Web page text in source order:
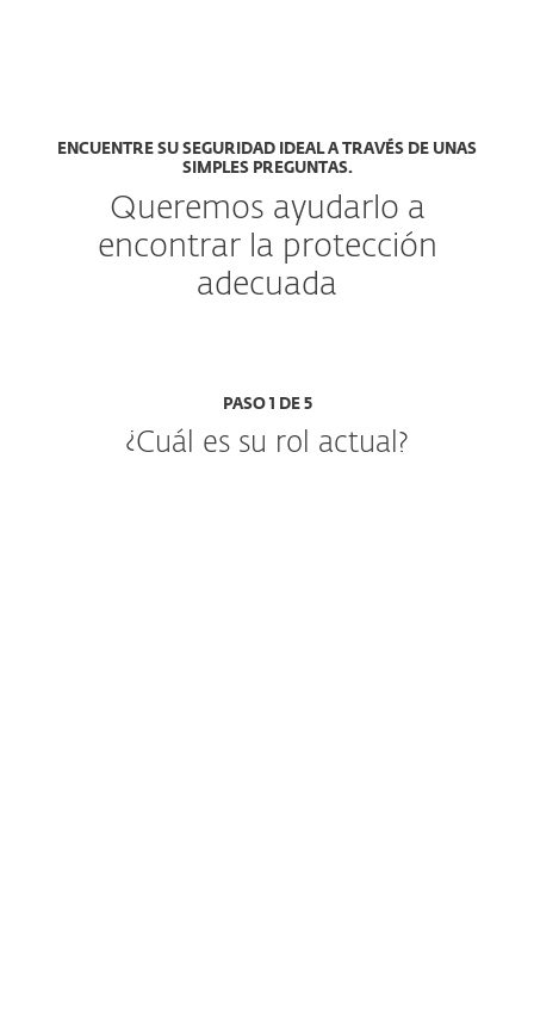
ENCUENTRE SU SEGURIDAD IDEAL A TRAVÉS DE UNAS
SIMPLES PREGUNTAS.
Queremos ayudarlo a
encontrar la protección
adecuada
PASO 1 DE 5
¿Cuál es su rol actual?